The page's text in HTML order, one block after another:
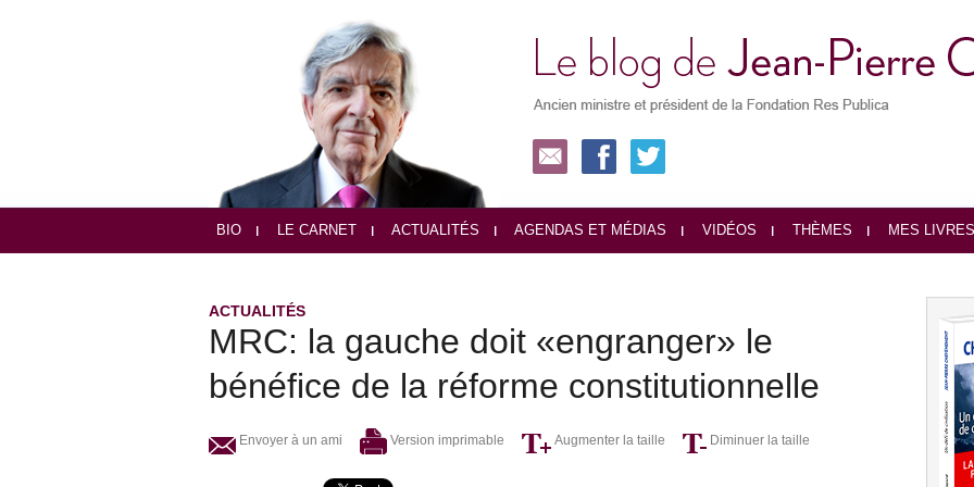
BIO LE CARNET ACTUALITÉS AGENDAS ET MÉDIAS VIDÉOS THÈMES MES LIVRES
ACTUALITÉS
MRC: la gauche doit «engranger» le
bénéfice de la réforme constitutionnelle
Envoyer à un ami Version imprimable Augmenter la taille Diminuer la taille